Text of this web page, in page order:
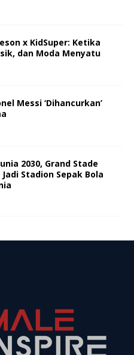
x KidSuper: Ketika
dan Moda Menyatu
Messi ‘Dihancurkan’
2030, Grand Stade
Stadion Sepak Bola